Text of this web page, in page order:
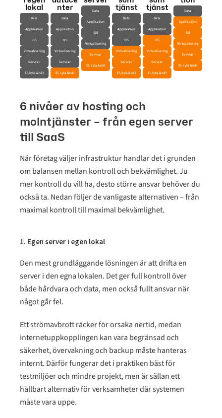
lokal
Data
Applikation
OS
Virtualisering
Servrar
El, kyla & nät
nter
Data
Applikation
OS
Virtualisering
Servrar
El, kyla & nät
Data
Applikation
OS
Virtualisering
Servrar
El, kyla & nät
tjänst
Data
Applikation
OS
Virtualisering
Servrar
El, kyla & nät
tjänst
Data
Applikation
OS
Virtualisering
Servrar
El, kyla & nät
Data
Applikation
OS
Virtualisering
Servrar
El, kyla & nät
6 nivåer av hosting och
molntjänster – från egen server
till SaaS
När företag väljer infrastruktur handlar det i grunden
om balansen mellan kontroll och bekvämlighet. Ju
mer kontroll du vill ha, desto större ansvar behöver du
också ta. Nedan följer de vanligaste alternativen – från
maximal kontroll till maximal bekvämlighet.
1. Egen server i egen lokal
Den mest grundläggande lösningen är att drifta en
server i den egna lokalen. Det ger full kontroll över
både hårdvara och data, men också fullt ansvar när
något går fel.
Ett strömavbrott räcker för orsaka nertid, medan
internetuppkopplingen kan vara begränsad och
säkerhet, övervakning och backup måste hanteras
internt. Därför fungerar det i praktiken bäst för
testmiljöer och mindre projekt, men är sällan ett
hållbart alternativ för verksamheter där systemen
måste vara uppe.